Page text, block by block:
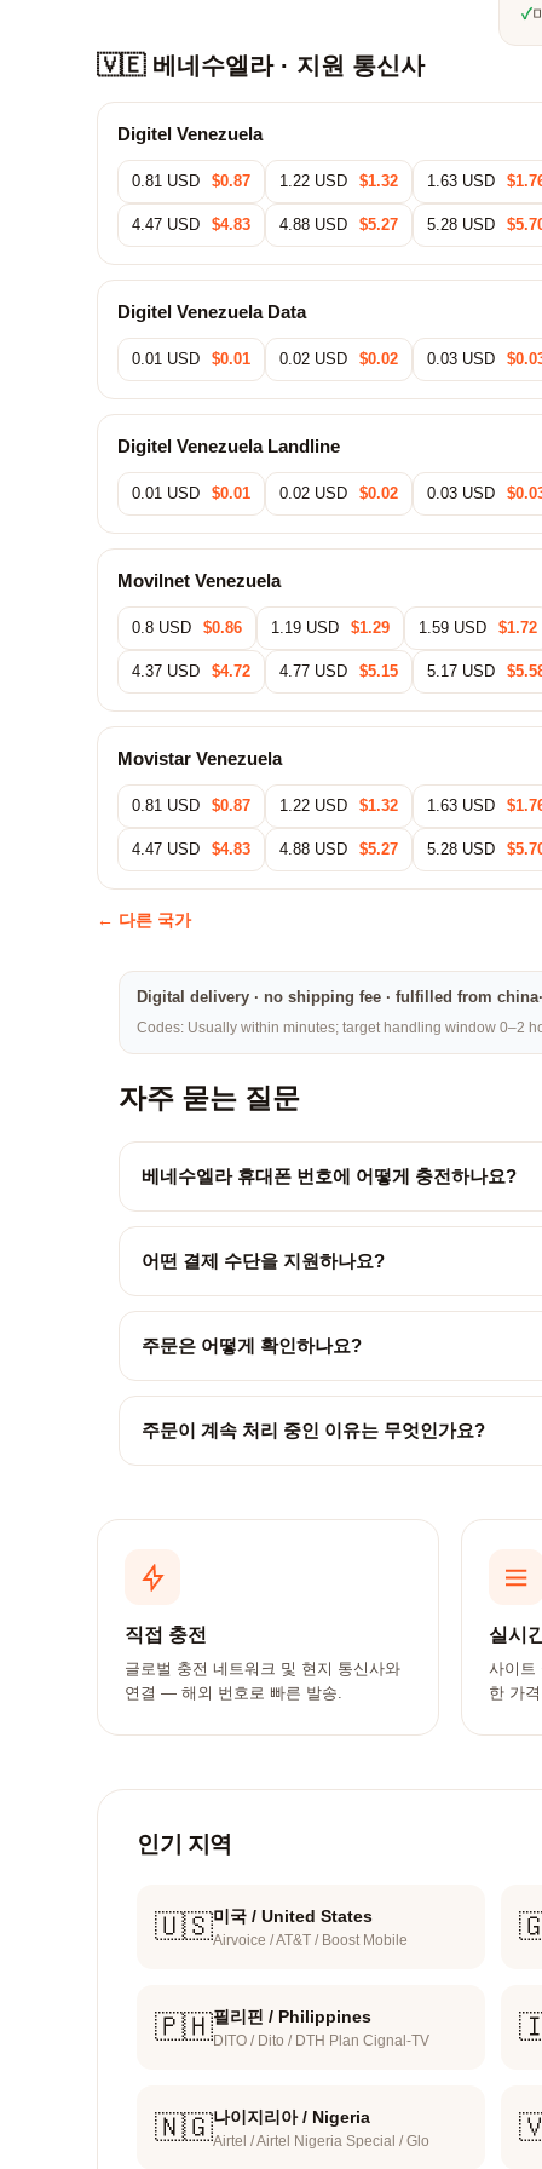
✓
🇻🇪 베네수엘라 · 지원 통신사
Digitel Venezuela
0.81 USD $0.87 1.22 USD $1.32 1.63 USD
4.47 USD $4.83 4.88 USD $5.27 5.28 USD
Digitel Venezuela Data
0.01 USD $0.01 0.02 USD $0.02 0.03 USD
Digitel Venezuela Landline
0.01 USD $0.01 0.02 USD $0.02 0.03 USD
Movilnet Venezuela
0.8 USD $0.86 1.19 USD $1.29 1.59 USD $1.72
4.37 USD $4.72 4.77 USD $5.15 5.17 USD
Movistar Venezuela
0.81 USD $0.87 1.22 USD $1.32 1.63 USD
4.47 USD $4.83 4.88 USD $5.27 5.28 USD
← 다른 국가
Digital delivery · no shipping fee · fulfilled from
Codes: Usually within minutes; target handling window 0–2
자주 묻는 질문
베네수엘라 휴대폰 번호에 어떻게 충전하나요?
어떤 결제 수단을 지원하나요?
주문은 어떻게 확인하나요?
주문이 계속 처리 중인 이유는 무엇인가요?
직접 충전
글로벌 충전 네트워크 및 현지 통신사와
연결 — 해외 번호로 빠른 발송.
실시
사이트
한 가
인기 지역
🇺🇸미국 / United States
Airvoice / AT&T / Boost Mobile
🇵🇭필리핀 / Philippines
DITO / Dito / DTH Plan Cignal-TV
🇳🇬나이지리아 / Nigeria
Airtel / Airtel Nigeria Special / Glo